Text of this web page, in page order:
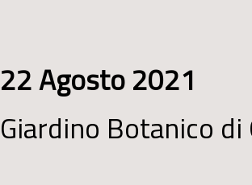
22 Agosto 2021
Giardino Botanico di